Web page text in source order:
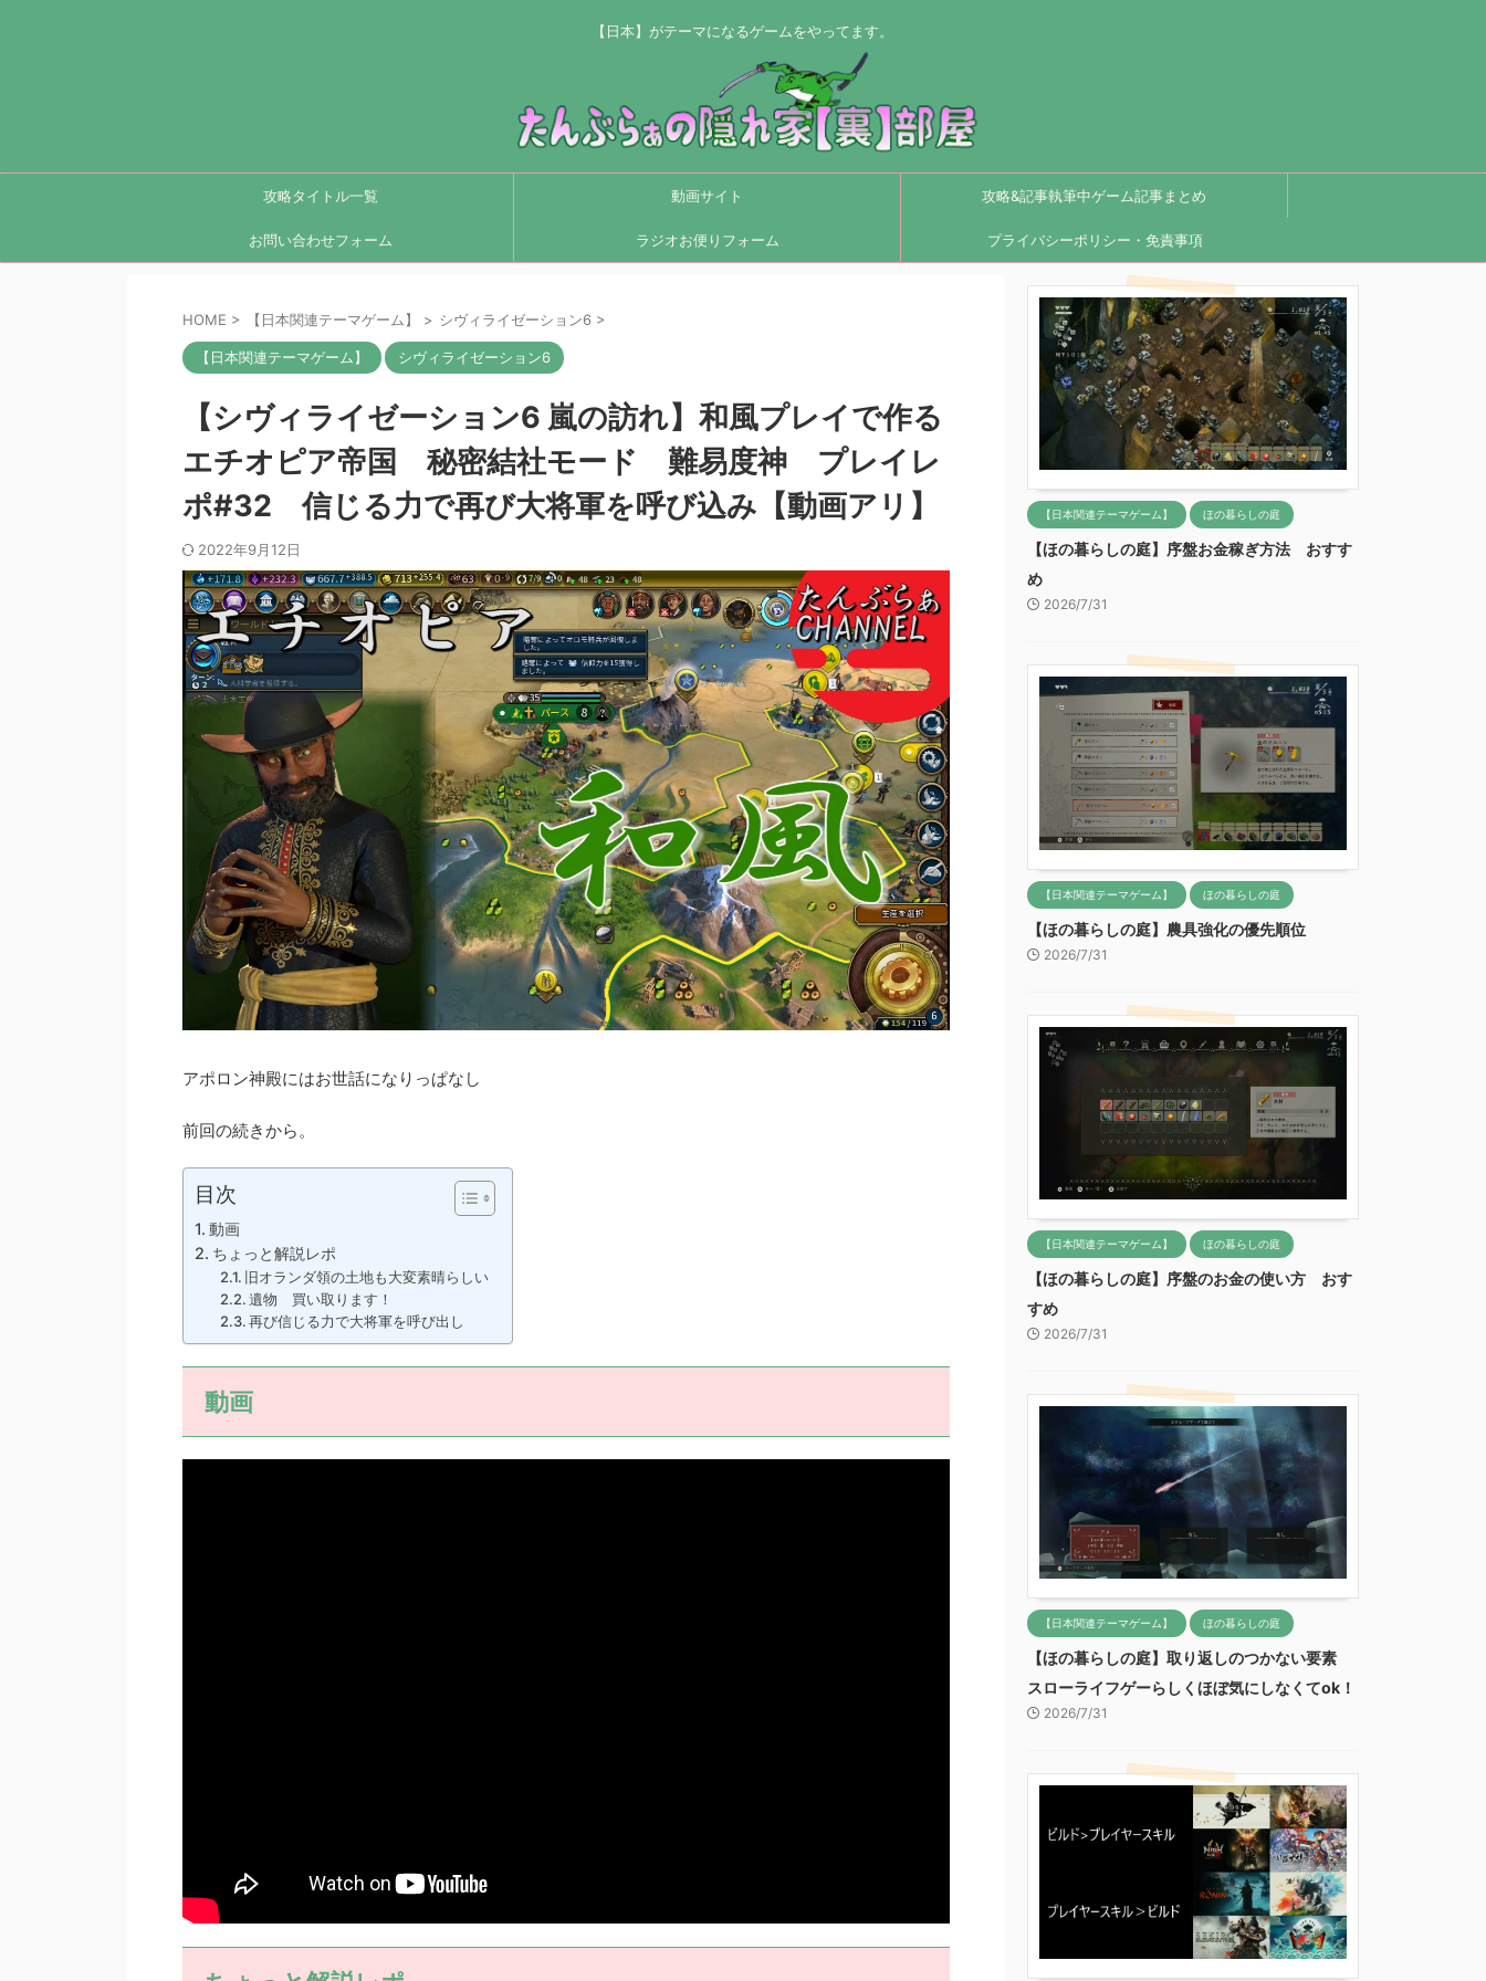
【日本】がテーマになるゲームをやってます。
攻略タイトル一覧 動画サイト 攻略&記事執筆中ゲーム記事まとめ
お問い合わせフォーム ラジオお便りフォーム プライバシーポリシー・免責事項
HOME > 【日本関連テーマゲーム】 > シヴィライゼーション6 >
【日本関連テーマゲーム】 シヴィライゼーション6
【シヴィライゼーション6 嵐の訪れ】和風プレイで作る
エチオピア帝国 秘密結社モード 難易度神 プレイレ
ポ#32 信じる力で再び大将軍を呼び込み【動画アリ】
2022年9月12日
アポロン神殿にはお世話になりっぱなし
前回の続きから。
目次
動画
ちょっと解説レポ
旧オランダ領の土地も大変素晴らしい
遺物 買い取ります！
再び信じる力で大将軍を呼び出し
動画
【日本関連テーマゲーム】 ほの暮らしの庭
【ほの暮らしの庭】序盤お金稼ぎ方法 おすす
め
2026/7/31
【日本関連テーマゲーム】 ほの暮らしの庭
【ほの暮らしの庭】農具強化の優先順位
2026/7/31
【日本関連テーマゲーム】 ほの暮らしの庭
【ほの暮らしの庭】序盤のお金の使い方 おす
すめ
2026/7/31
【日本関連テーマゲーム】 ほの暮らしの庭
【ほの暮らしの庭】取り返しのつかない要素
スローライフゲーらしくほぼ気にしなくてok！
2026/7/31